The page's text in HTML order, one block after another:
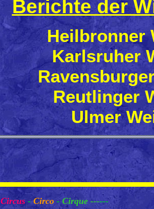
Berichte der
Heilbronner
Karlsruher
Reutlinger
Ulmer
Circus - Circo - Cirque ------